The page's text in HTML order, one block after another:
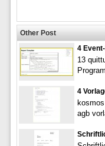
Other Post
4
13
4
agb